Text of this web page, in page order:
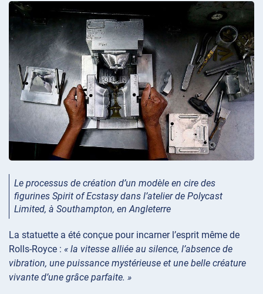
Le processus de création d’un modèle en cire des
figurines Spirit of Ecstasy dans l’atelier de Polycast
Limited, à Southampton, en Angleterre
La statuette a été conçue pour incarner l’esprit même de
Rolls-Royce : « la vitesse alliée au silence, l’absence de
vibration, une puissance mystérieuse et une belle créature
vivante d’une grâce parfaite. »